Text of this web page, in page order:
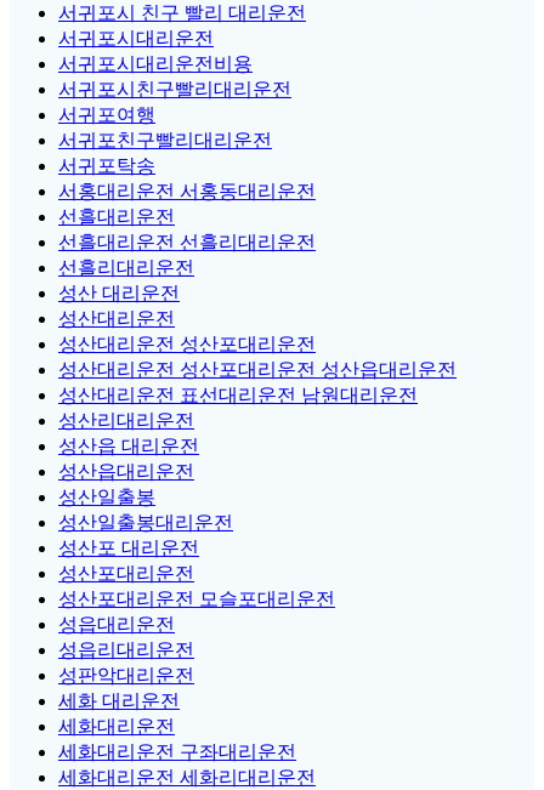
서귀포시 친구 빨리 대리운전
서귀포시대리운전
서귀포시대리운전비용
서귀포시친구빨리대리운전
서귀포여행
서귀포친구빨리대리운전
서귀포탁송
서홍대리운전 서홍동대리운전
선흘대리운전
선흘대리운전 선흘리대리운전
선흘리대리운전
성산 대리운전
성산대리운전
성산대리운전 성산포대리운전
성산대리운전 성산포대리운전 성산읍대리운전
성산대리운전 표선대리운전 남원대리운전
성산리대리운전
성산읍 대리운전
성산읍대리운전
성산일출봉
성산일출봉대리운전
성산포 대리운전
성산포대리운전
성산포대리운전 모슬포대리운전
성읍대리운전
성읍리대리운전
성판악대리운전
세화 대리운전
세화대리운전
세화대리운전 구좌대리운전
세화대리운전 세화리대리운전